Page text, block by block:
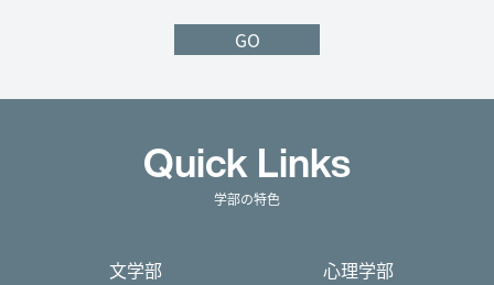
GO
Quick Links
学部の特色
文学部 心理学部